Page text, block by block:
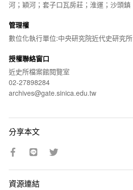
河；穎河；套子口瓦房莊；淮運；沙頭鎮
管理權
數位化執行單位:中央研究院近代史研究所
授權聯絡窗口
近史所檔案館閱覽室
02-27898284
archives@gate.sinica.edu.tw
分享本文
資源連結